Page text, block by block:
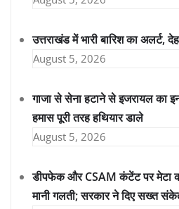
उत्तराखंड में भारी बारिश का अलर्ट,
August 5, 2026
गाजा से सेना हटाने से इजरायल का
हमास पूरी तरह हथियार डाले
August 5, 2026
डीपफेक और CSAM कंटेंट पर मेटा
मानी गलती; सरकार ने दिए सख्त